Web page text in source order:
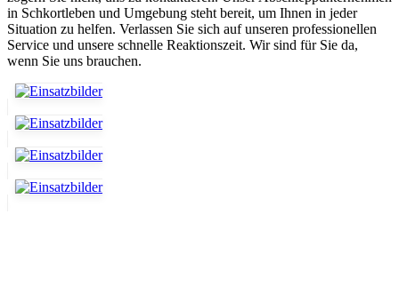
in Schkortleben und Umgebung steht bereit, um Ihnen in jeder
Situation zu helfen. Verlassen Sie sich auf unseren professionellen
Service und unsere schnelle Reaktionszeit. Wir sind für Sie da,
wenn Sie uns brauchen.